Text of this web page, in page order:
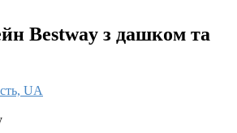
Bestway з дашком та
UA